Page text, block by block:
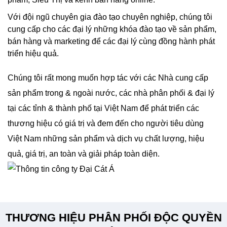
Với đội ngũ chuyên gia đào tạo chuyên nghiệp, chúng tôi
cung cấp cho các đại lý những khóa đào tạo về sản phẩm,
bán hàng và marketing để các đại lý cùng đồng hành phát
triển hiệu quả.
Chúng tôi rất mong muốn hợp tác với các Nhà cung cấp
sản phẩm trong & ngoài nước, các nhà phân phối & đại lý
tại các tỉnh & thành phố tại Việt Nam để phát triển các
thương hiệu có giá trị và đem đến cho người tiêu dùng
Việt Nam những sản phẩm và dịch vụ chất lượng, hiệu
quả, giá trị, an toàn và giải pháp toàn diện.
THƯƠNG HIỆU PHÂN PHỐI ĐỘC QUYỀN